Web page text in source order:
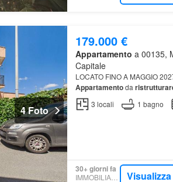
4 Foto
179.000 €
Appartamento a 00135,
Capitale
LOCATO FINO A MAGGIO
Appartamentoda
posizione strategica e vicini…
3 locali 1 bagno
30+ giorni fa
IMMOBILIARE.IT